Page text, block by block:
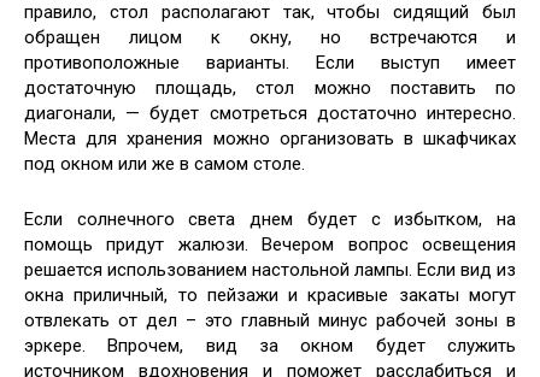
правило, стол располагают так, чтобы сидящий был
обращен лицом к окну, но встречаются и
противоположные варианты. Если выступ имеет
достаточную площадь, стол можно поставить по
диагонали, — будет смотреться достаточно интересно.
Места для хранения можно организовать в шкафчиках
под окном или же в самом столе.
Если солнечного света днем будет с избытком, на
помощь придут жалюзи. Вечером вопрос освещения
решается использованием настольной лампы. Если вид из
окна приличный, то пейзажи и красивые закаты могут
отвлекать от дел – это главный минус рабочей зоны в
эркере. Впрочем, вид за окном будет служить
источником вдохновения и поможет расслабиться и